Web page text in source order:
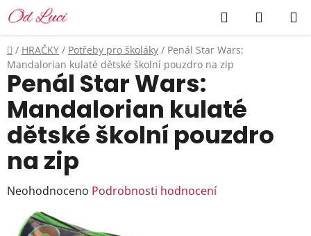
Přejít
na
obsah
Hledat
KOŠÍK
Domů
/ HRAČKY / Potřeby pro školáky / Penál Star Wars:
Mandalorian kulaté dětské školní pouzdro na zip
Penál Star Wars:
Mandalorian kulaté
dětské školní pouzdro
na zip
Průměrné
hodnocení
produktu
Neohodnoceno Podrobnosti hodnocení